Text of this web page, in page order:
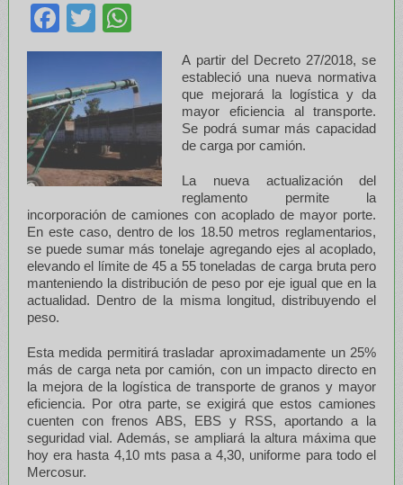
Facebook
Twitter
A partir del Decreto 27/2018, se
estableció una nueva normativa
que mejorará la logística y da
mayor eficiencia al transporte.
Se podrá sumar más capacidad
de carga por camión.
La nueva actualización del
reglamento permite la
incorporación de camiones con acoplado de mayor porte.
En este caso, dentro de los 18.50 metros reglamentarios,
se puede sumar más tonelaje agregando ejes al acoplado,
elevando el límite de 45 a 55 toneladas de carga bruta pero
manteniendo la distribución de peso por eje igual que en la
actualidad. Dentro de la misma longitud, distribuyendo el
peso.
Esta medida permitirá trasladar aproximadamente un 25%
más de carga neta por camión, con un impacto directo en
la mejora de la logística de transporte de granos y mayor
eficiencia. Por otra parte, se exigirá que estos camiones
cuenten con frenos ABS, EBS y RSS, aportando a la
seguridad vial. Además, se ampliará la altura máxima que
hoy era hasta 4,10 mts pasa a 4,30, uniforme para todo el
Mercosur.